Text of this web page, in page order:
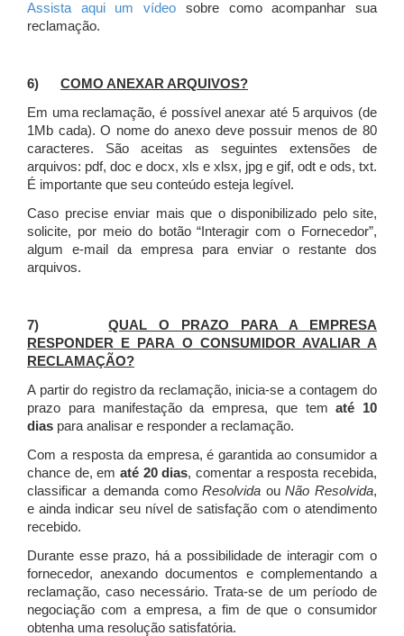
Assista aqui um vídeo sobre como acompanhar sua
reclamação.
6) COMO ANEXAR ARQUIVOS?
Em uma reclamação, é possível anexar até 5 arquivos (de
1Mb cada). O nome do anexo deve possuir menos de 80
caracteres. São aceitas as seguintes extensões de
arquivos: pdf, doc e docx, xls e xlsx, jpg e gif, odt e ods, txt.
É importante que seu conteúdo esteja legível.
Caso precise enviar mais que o disponibilizado pelo site,
solicite, por meio do botão “Interagir com o Fornecedor”,
algum e-mail da empresa para enviar o restante dos
arquivos.
7)QUAL O PRAZO PARA A EMPRESA
RESPONDER E PARA O CONSUMIDOR AVALIAR A
RECLAMAÇÃO?
A partir do registro da reclamação, inicia-se a contagem do
prazo para manifestação da empresa, que tematé 10
dias para analisar e responder a reclamação.
Com a resposta da empresa, é garantida ao consumidor a
chance de, em até 20 dias, comentar a resposta recebida,
classificar a demanda comoResolvida ouNão Resolvida,
e ainda indicar seu nível de satisfação com o atendimento
recebido.
Durante esse prazo, há a possibilidade de interagir com o
fornecedor, anexando documentos e complementando a
reclamação, caso necessário.Trata-se de um período de
negociação com a empresa, a fim de que o consumidor
obtenha uma resolução satisfatória.